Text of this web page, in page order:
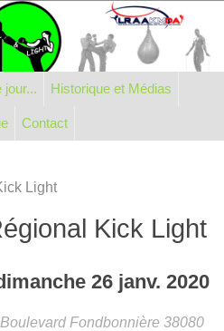
jour... Historique et Médias
Contact
Light
Kick Light
26 janv. 2020
Fondbonnière 38080